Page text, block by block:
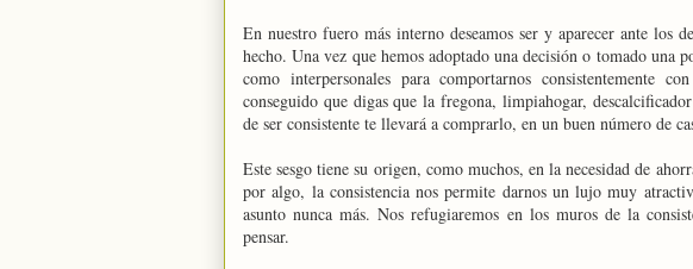
En nuestro fuero más interno deseamos ser y aparecer ante los
hecho. Una vez que hemos adoptado una decisión o tomado una
como interpersonales para comportarnos consistentemente
conseguido que digas que la fregona, limpiahogar,
de ser consistente te llevará a comprarlo, en un buen número de
Este sesgo tiene su origen, como muchos, en la necesidad de
por algo, la consistencia nos permite darnos un lujo muy
asunto nunca más. Nos refugiaremos en los muros de la
pensar.